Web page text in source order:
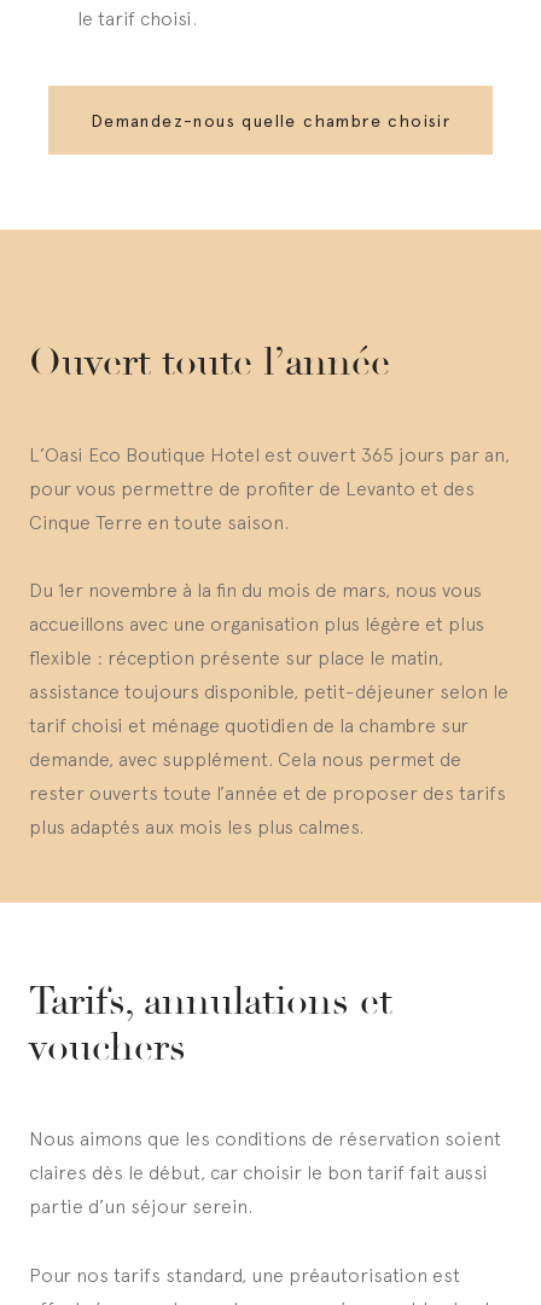
le tarif choisi.
Demandez-nous quelle chambre choisir
Ouvert toute l’année
L’Oasi Eco Boutique Hotel est ouvert 365 jours par an,
pour vous permettre de profiter de Levanto et des
Cinque Terre en toute saison.
Du 1er novembre à la fin du mois de mars, nous vous
accueillons avec une organisation plus légère et plus
flexible : réception présente sur place le matin,
assistance toujours disponible, petit-déjeuner selon le
tarif choisi et ménage quotidien de la chambre sur
demande, avec supplément. Cela nous permet de
rester ouverts toute l’année et de proposer des tarifs
plus adaptés aux mois les plus calmes.
Tarifs, annulations et
vouchers
Nous aimons que les conditions de réservation soient
claires dès le début, car choisir le bon tarif fait aussi
partie d’un séjour serein.
Pour nos tarifs standard, une préautorisation est